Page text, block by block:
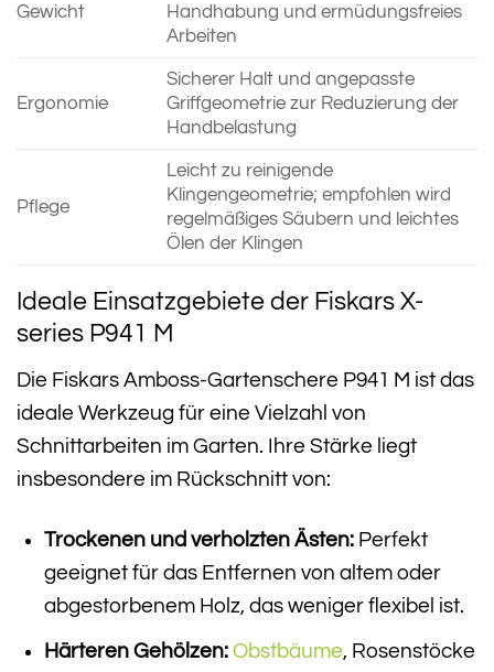
Gewicht
Handhabung und ermüdungsfreies
Arbeiten
Ergonomie
Sicherer Halt und angepasste
Griffgeometrie zur Reduzierung der
Handbelastung
Pflege
Leicht zu reinigende
Klingengeometrie; empfohlen wird
regelmäßiges Säubern und leichtes
Ölen der Klingen
Ideale Einsatzgebiete der Fiskars X-
series P941 M
Die Fiskars Amboss-Gartenschere P941 M ist das
ideale Werkzeug für eine Vielzahl von
Schnittarbeiten im Garten. Ihre Stärke liegt
insbesondere im Rückschnitt von:
Trockenen und verholzten Ästen:Perfekt
geeignet für das Entfernen von altem oder
abgestorbenem Holz, das weniger flexibel ist.
Härteren Gehölzen: Obstbäume, Rosenstöcke